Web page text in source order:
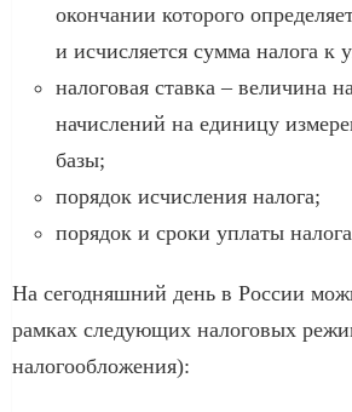
окончании которого
и исчисляется сумма налога к
налоговая ставка – величина
начислений на единицу
базы;
порядок исчисления налога;
порядок и сроки уплаты
На сегодняшний день в России
рамках следующих налоговых
налогообложения):